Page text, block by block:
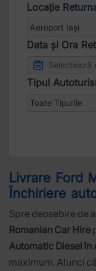
Locație
Data și Ora
Tipul
Livrare Ford
Închiriere
Spre deosebire de
Romanian Car Hire
Automatic Diesel în
maximum. Atunci